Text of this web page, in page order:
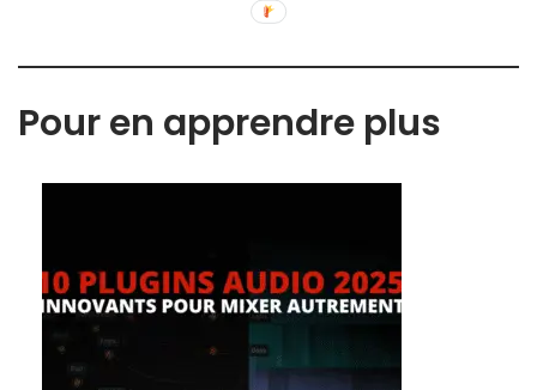
Pour en apprendre plus